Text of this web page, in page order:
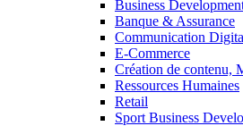
Business
Banque & Assurance
Communication
E-Commerce
Création de contenu,
Ressources Humaines
Retail
Sport Business